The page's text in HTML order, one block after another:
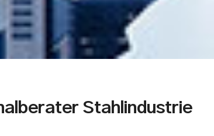
Stahlindustrie